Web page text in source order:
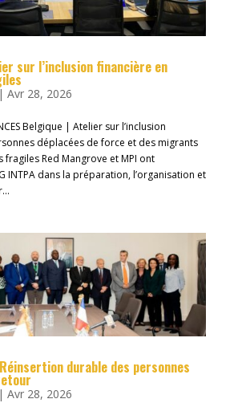
sur l’inclusion financière en
| Avr 28, 2026
Belgique | Atelier sur l’inclusion
déplacées de force et des migrants
fragiles Red Mangrove et MPI ont
INTPA dans la préparation, l’organisation et
durable des personnes
| Avr 28, 2026